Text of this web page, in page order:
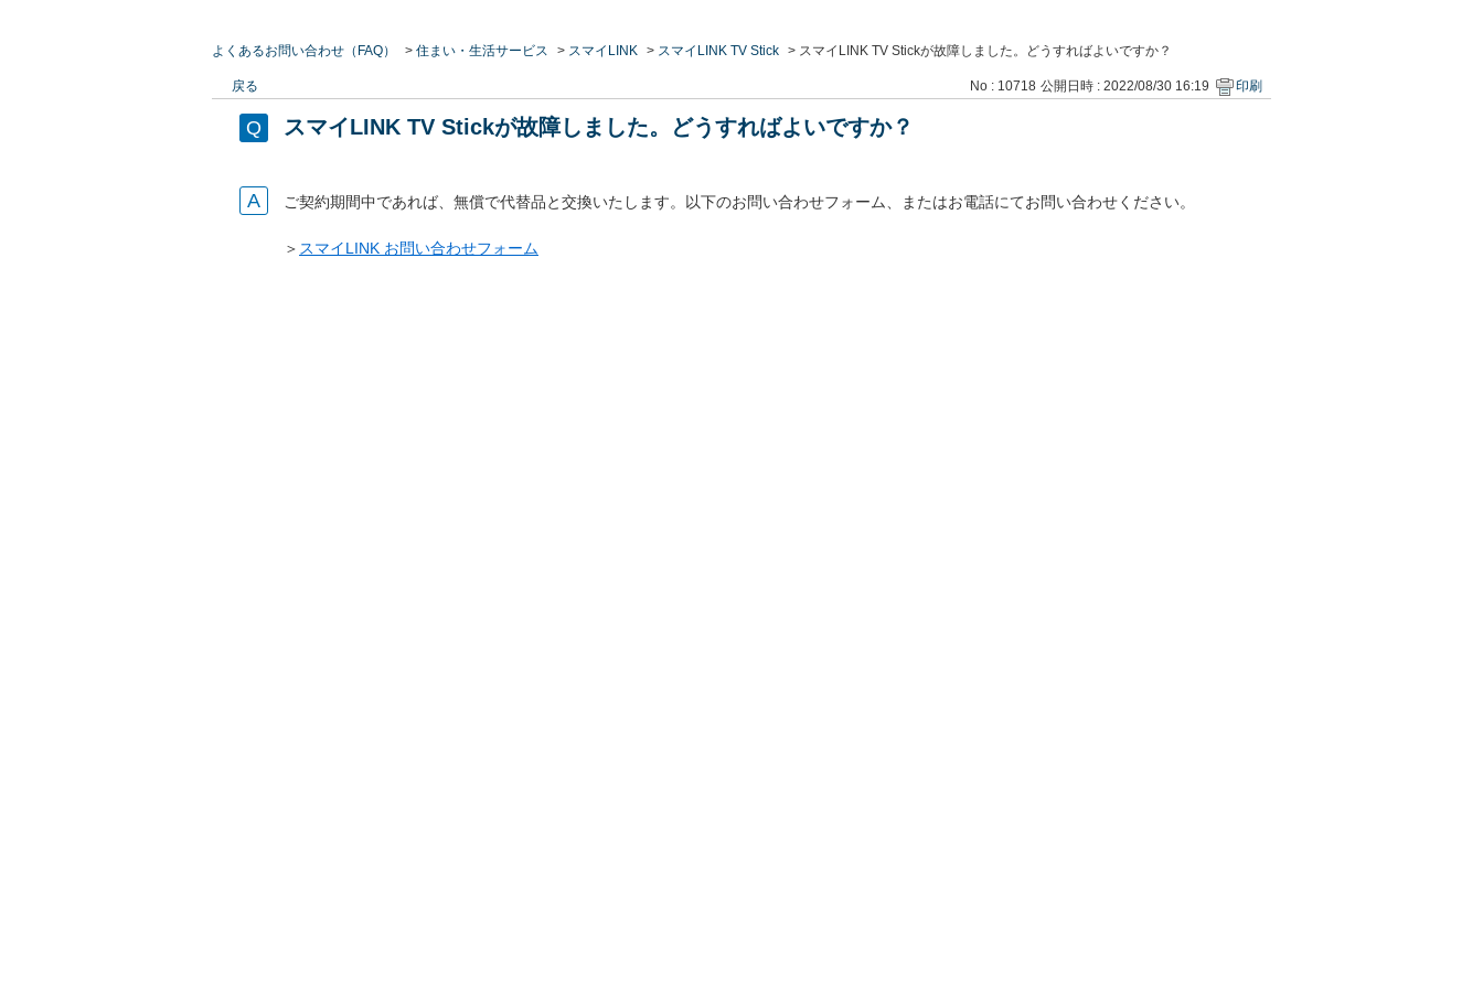
よくあるお問い合わせ（FAQ） > 住まい・生活サービス > スマイLINK > スマイLINK TV Stick > スマイLINK TV Stickが故障しました。どうすればよいですか？
戻る No : 10718 公開日時 : 2022/08/30 16:19 印刷
スマイLINK TV Stickが故障しました。どうすればよいですか？
ご契約期間中であれば、無償で代替品と交換いたします。以下のお問い合わせフォーム、またはお電話にてお問い合わせください。
＞ スマイLINK お問い合わせフォーム